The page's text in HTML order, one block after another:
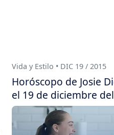
Vida y Estilo • DIC 19 / 2015
Horóscopo de Josie
el 19 de diciembre